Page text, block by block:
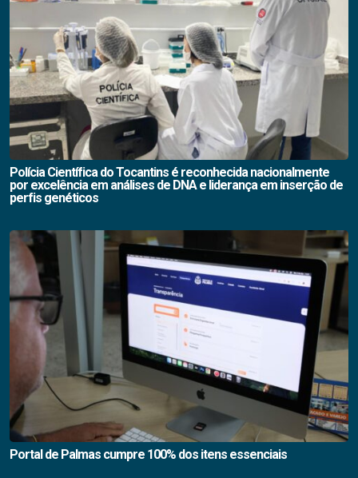
Polícia Científica do Tocantins é reconhecida nacionalmente
por excelência em análises de DNA e liderança em inserção de
perfis genéticos
Portal de Palmas cumpre 100% dos itens essenciais